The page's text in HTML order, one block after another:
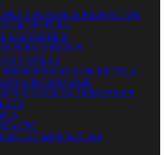
Y PLASTICO PROTECTOR
DE PINTURA
ACCESORIOS
PARA EFECTOS
Y COLAS
CON PISTOLA
DE MONTAJE
Y COLAS ESPECIFICOS
DE 2 COMPONENTES